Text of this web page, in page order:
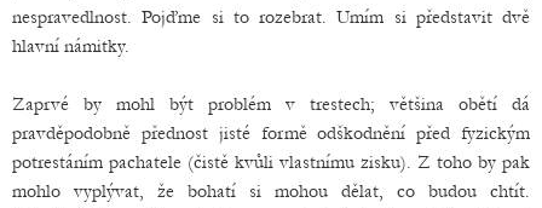
nespravedlnost. Pojďme si to rozebrat. Umím si představit dvě
hlavní námitky.
Zaprvé by mohl být problém v trestech; většina obětí dá
pravděpodobně přednost jisté formě odškodnění před fyzickým
potrestáním pachatele (čistě kvůli vlastnímu zisku). Z toho by pak
mohlo vyplývat, že bohatí si mohou dělat, co budou chtít.